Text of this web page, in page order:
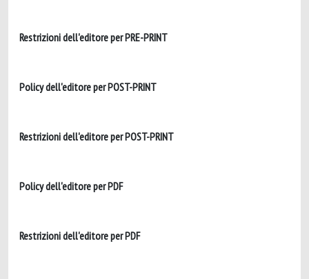
Restrizioni dell'editore per PRE-PRINT
Policy dell'editore per POST-PRINT
Restrizioni dell'editore per POST-PRINT
Policy dell'editore per PDF
Restrizioni dell'editore per PDF